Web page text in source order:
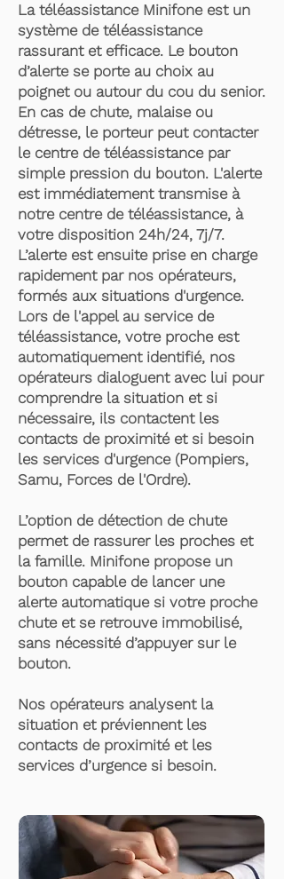
La téléassistance Minifone est un
système de téléassistance
rassurant et efficace. Le bouton
d’alerte se porte au choix au
poignet ou autour du cou du senior.
En cas de chute, malaise ou
détresse, le porteur peut contacter
le centre de téléassistance par
simple pression du bouton. L'alerte
est immédiatement transmise à
notre centre de téléassistance, à
votre disposition 24h/24, 7j/7.
L’alerte est ensuite prise en charge
rapidement par nos opérateurs,
formés aux situations d'urgence.
Lors de l'appel au service de
téléassistance, votre proche est
automatiquement identifié, nos
opérateurs dialoguent avec lui pour
comprendre la situation et si
nécessaire, ils contactent les
contacts de proximité et si besoin
les services d'urgence (Pompiers,
Samu, Forces de l'Ordre).
L’option de détection de chute
permet de rassurer les proches et
la famille. Minifone propose un
bouton capable de lancer une
alerte automatique si votre proche
chute et se retrouve immobilisé,
sans nécessité d’appuyer sur le
bouton.
Nos opérateurs analysent la
situation et préviennent les
contacts de proximité et les
services d’urgence si besoin.